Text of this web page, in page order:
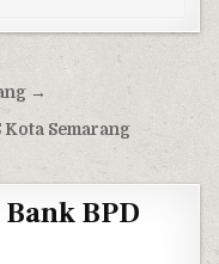
→
Kota Semarang
Bank BPD